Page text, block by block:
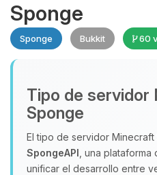
Sponge
Sponge Bukkit 60
Tipo de servidor
Sponge
El tipo de servidor
SpongeAPI , una
unificar el desarrollo entre
Yupi, por fin